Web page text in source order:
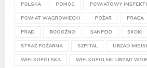
POLSKA POMOC POWIATOWY
POWIAT WĄGROWIECKI POŻAR PRACA
PRĄD ROGOŹNO SANPEID SKOKI
STRAŻ POŻARNA SZPITAL URZĄD
WIELKOPOLSKA WIELKOPOLSKI URZĄD